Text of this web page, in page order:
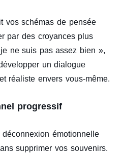
vos schémas de pensée
par des croyances plus
ne suis pas assez bien »,
un dialogue
réaliste envers vous-même.
progressif
déconnexion émotionnelle
supprimer vos souvenirs.